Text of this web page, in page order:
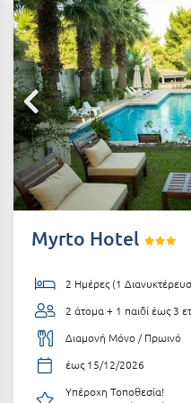
Αιδηψός
Αλεξανδρούπολη
Αλισσός Αχαΐας
Αλόννησος
Αμαλιάδα
Αμάρυνθος
Αμφίκλεια
Ανάβυσσος
Άνδρος
Αντίπαρος
Αράχωβα
ΤΎΠΟΣ ΔΙΑΤΡΟΦΉΣ
Διαμονή Μόνο
Πρωινό
Ημιδιατροφή
Ημιδιατροφή + Ποτά
Πλήρης Διατροφή
Ένα Γεύμα
Δύο Γεύματα + Ποτά
ΤΎΠΟΣ ΚΑΤΑΛΎΜΑΤΟΣ
Ξενοδοχεία 1 Αστέρι
Ξενοδοχεία 2 Αστέρων
Myrto Hotel
2 Ημέρες (1
2 άτομα + 1 παιδί έως 3
Διαμονή Μόνο / Πρωινό
έως 15/12/2026
Υπέροχη Τοποθεσία!